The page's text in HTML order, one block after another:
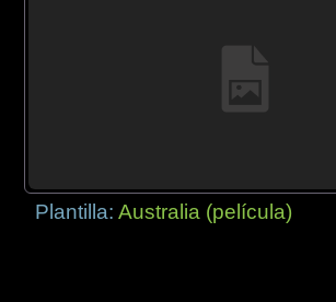
Plantilla:Australia (película)